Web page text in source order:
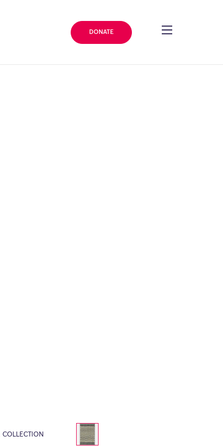
DONATE
COLLECTION